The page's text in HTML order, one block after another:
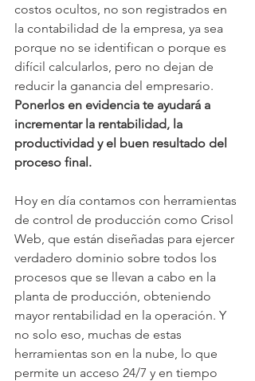
costos ocultos, no son registrados en
la contabilidad de la empresa, ya sea
porque no se identifican o porque es
difícil calcularlos, pero no dejan de
reducir la ganancia del empresario.
Ponerlos en evidencia te ayudará a
incrementar la rentabilidad, la
productividad y el buen resultado del
proceso final.
Hoy en día contamos con herramientas
de control de producción como Crisol
Web, que están diseñadas para ejercer
verdadero dominio sobre todos los
procesos que se llevan a cabo en la
planta de producción, obteniendo
mayor rentabilidad en la operación. Y
no solo eso, muchas de estas
herramientas son en la nube, lo que
permite un acceso 24/7 y en tiempo